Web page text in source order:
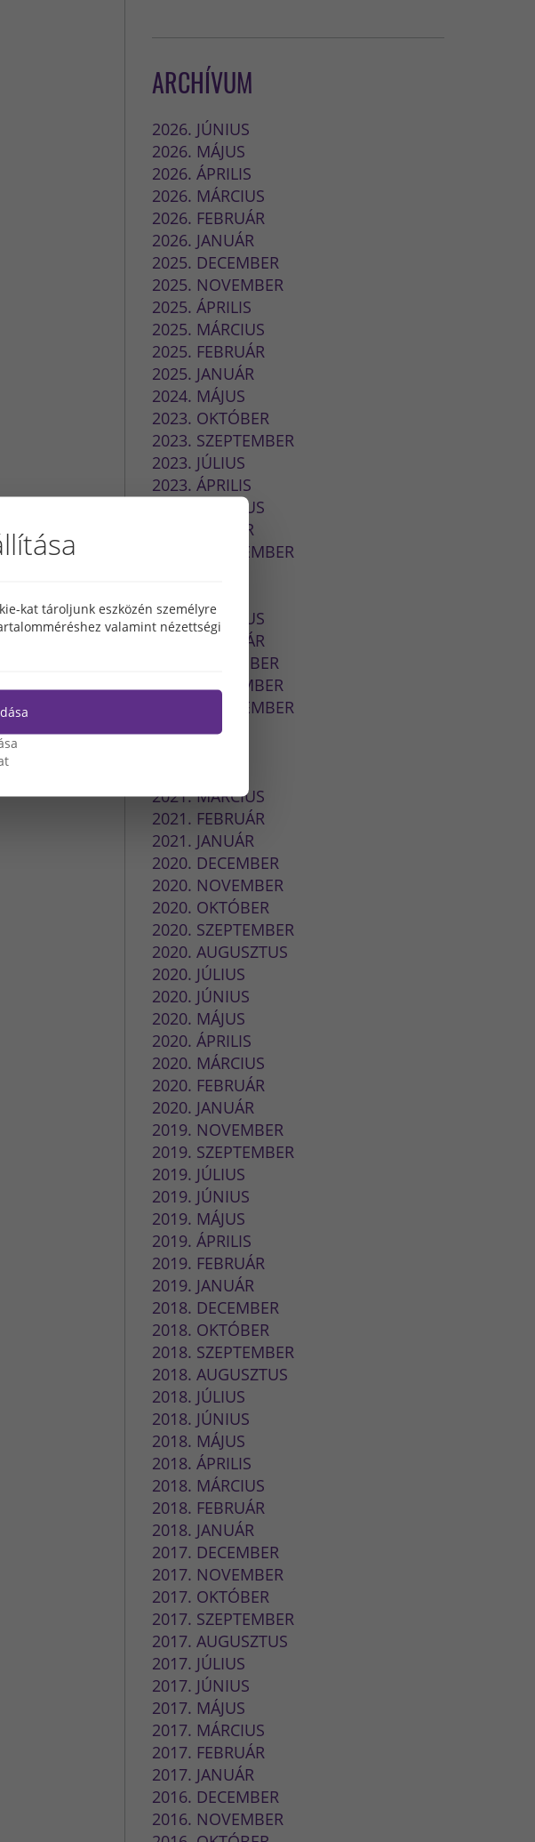
ARCHÍVUM
2026. JÚNIUS
2026. MÁJUS
2026. ÁPRILIS
2026. MÁRCIUS
2026. FEBRUÁR
2026. JANUÁR
2025. DECEMBER
2025. NOVEMBER
2025. ÁPRILIS
2025. MÁRCIUS
2025. FEBRUÁR
2025. JANUÁR
2024. MÁJUS
2023. OKTÓBER
2023. SZEPTEMBER
2023. JÚLIUS
2023. ÁPRILIS
2023. MÁRCIUS
2023. JANUÁR
2022. SZEPTEMBER
2022. MÁRCIUS
2022. FEBRUÁR
2021. DECEMBER
2021. NOVEMBER
2021. SZEPTEMBER
2021. JÚLIUS
2021. MÁRCIUS
2021. FEBRUÁR
2021. JANUÁR
2020. DECEMBER
2020. NOVEMBER
2020. OKTÓBER
2020. SZEPTEMBER
2020. AUGUSZTUS
2020. JÚLIUS
2020. JÚNIUS
2020. MÁJUS
2020. ÁPRILIS
2020. MÁRCIUS
2020. FEBRUÁR
2020. JANUÁR
2019. NOVEMBER
2019. SZEPTEMBER
2019. JÚLIUS
2019. JÚNIUS
2019. MÁJUS
2019. ÁPRILIS
2019. FEBRUÁR
2019. JANUÁR
2018. DECEMBER
2018. OKTÓBER
2018. SZEPTEMBER
2018. AUGUSZTUS
2018. JÚLIUS
2018. JÚNIUS
2018. MÁJUS
2018. ÁPRILIS
2018. MÁRCIUS
2018. FEBRUÁR
2018. JANUÁR
2017. DECEMBER
2017. NOVEMBER
2017. OKTÓBER
2017. SZEPTEMBER
2017. AUGUSZTUS
2017. JÚLIUS
2017. JÚNIUS
2017. MÁJUS
2017. MÁRCIUS
2017. FEBRUÁR
2017. JANUÁR
2016. DECEMBER
2016. NOVEMBER
kat tároljunk eszközén személyre
valamint nézettségi